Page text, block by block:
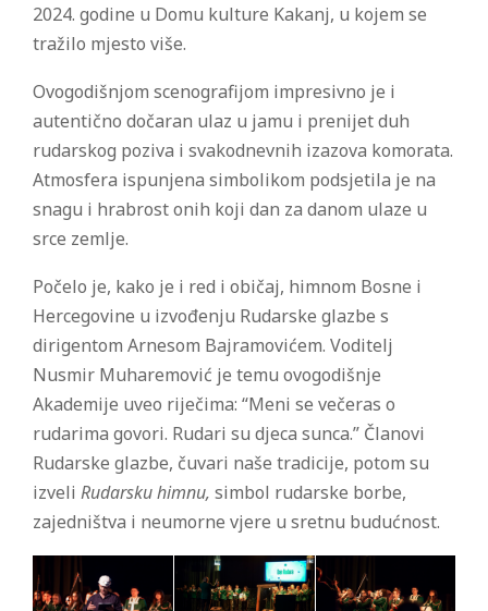
2024. godine u Domu kulture Kakanj, u kojem se
tražilo mjesto više.
Ovogodišnjom scenografijom impresivno je i
autentično dočaran ulaz u jamu i prenijet duh
rudarskog poziva i svakodnevnih izazova komorata.
Atmosfera ispunjena simbolikom podsjetila je na
snagu i hrabrost onih koji dan za danom ulaze u
srce zemlje.
Počelo je, kako je i red i običaj, himnom Bosne i
Hercegovine u izvođenju Rudarske glazbe s
dirigentom Arnesom Bajramovićem. Voditelj
Nusmir Muharemović je temu ovogodišnje
Akademije uveo riječima: “Meni se večeras o
rudarima govori. Rudari su djeca sunca.” Članovi
Rudarske glazbe, čuvari naše tradicije, potom su
izveli Rudarsku himnu, simbol rudarske borbe,
zajedništva i neumorne vjere u sretnu budućnost.